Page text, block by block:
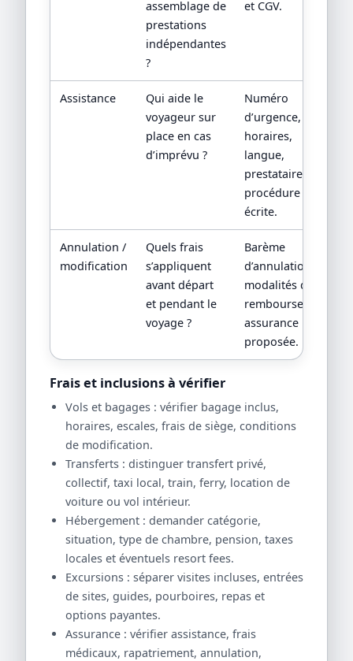
assemblage de
prestations
indépendantes
?
et CGV.
Assistance
Qui aide le
voyageur sur
place en cas
d’imprévu ?
Numéro
d’urgence,
horaires,
langue,
prestataire local,
procédure
écrite.
Annulation /
modification
Quels frais
s’appliquent
avant départ
et pendant le
voyage ?
Barème
d’annulation,
modalités de
remboursement,
assurance
proposée.
Frais et inclusions à vérifier
Vols et bagages : vérifier bagage inclus,
horaires, escales, frais de siège, conditions
de modification.
Transferts : distinguer transfert privé,
collectif, taxi local, train, ferry, location de
voiture ou vol intérieur.
Hébergement : demander catégorie,
situation, type de chambre, pension, taxes
locales et éventuels resort fees.
Excursions : séparer visites incluses, entrées
de sites, guides, pourboires, repas et
options payantes.
Assurance : vérifier assistance, frais
médicaux, rapatriement, annulation,